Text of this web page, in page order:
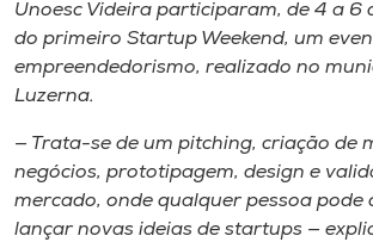
Unoesc Videira participaram, de 4 a 6
do primeiro Startup Weekend, um
empreendedorismo, realizado no
Luzerna.
— Trata-se de um pitching, criação de
negócios, prototipagem, design e
mercado, onde qualquer pessoa pode
lançar novas ideias de startups —